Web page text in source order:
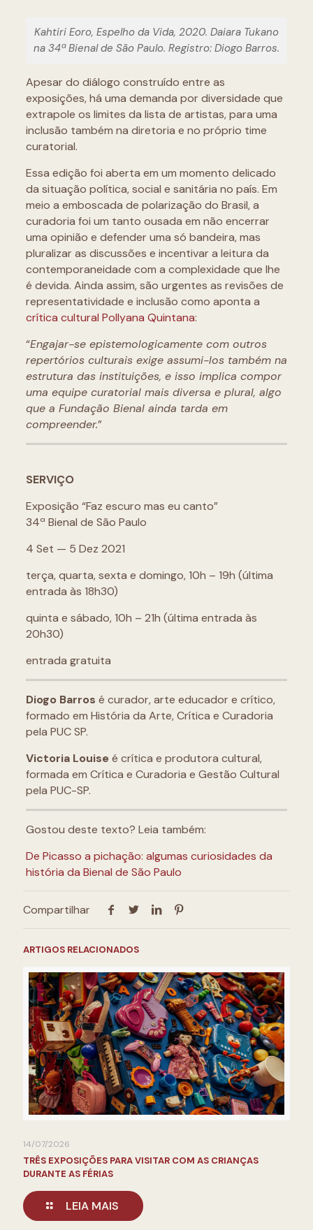
Kahtiri Eoro, Espelho da Vida, 2020. Daiara Tukano
na 34ª Bienal de São Paulo. Registro: Diogo Barros.
Apesar do diálogo construído entre as
exposições, há uma demanda por diversidade que
extrapole os limites da lista de artistas, para uma
inclusão também na diretoria e no próprio time
curatorial.
Essa edição foi aberta em um momento delicado
da situação política, social e sanitária no país. Em
meio a emboscada de polarização do Brasil, a
curadoria foi um tanto ousada em não encerrar
uma opinião e defender uma só bandeira, mas
pluralizar as discussões e incentivar a leitura da
contemporaneidade com a complexidade que lhe
é devida. Ainda assim, são urgentes as revisões de
representatividade e inclusão como aponta a
crítica cultural Pollyana Quintana:
“Engajar-se epistemologicamente com outros
repertórios culturais exige assumi-los também na
estrutura das instituições, e isso implica compor
uma equipe curatorial mais diversa e plural, algo
que a Fundação Bienal ainda tarda em
compreender.”
SERVIÇO
Exposição “Faz escuro mas eu canto”
34ª Bienal de São Paulo
4 Set — 5 Dez 2021
terça, quarta, sexta e domingo, 10h – 19h (última
entrada às 18h30)
quinta e sábado, 10h – 21h (última entrada às
20h30)
entrada gratuita
Diogo Barros é curador, arte educador e crítico,
formado em História da Arte, Crítica e Curadoria
pela PUC SP.
Victoria Louiseé crítica e produtora cultural,
formada em Crítica e Curadoria e Gestão Cultural
pela PUC-SP.
Gostou deste texto? Leia também:
De Picasso a pichação: algumas curiosidades da
história da Bienal de São Paulo
Compartilhar
ARTIGOS RELACIONADOS
14/07/2026
TRÊS EXPOSIÇÕES PARA VISITAR COM AS CRIANÇAS
DURANTE AS FÉRIAS
LEIA MAIS